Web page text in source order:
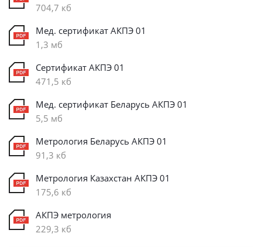
704,7 кб
Мед. сертификат АКПЭ 01
1,3 мб
Сертификат АКПЭ 01
471,5 кб
Мед. сертификат Беларусь АКПЭ 01
5,5 мб
Метрология Беларусь АКПЭ 01
91,3 кб
Метрология Казахстан АКПЭ 01
175,6 кб
АКПЭ метрология
229,3 кб